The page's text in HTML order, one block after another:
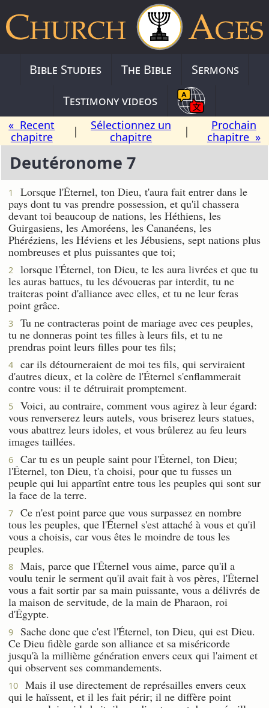
Bible Studies The Bible
Sermons
Testimony videos
« Recent
chapitre
|
Sélectionnez un
chapitre
|
Prochain
chapitre »
Deutéronome 7
1
Lorsque l'Éternel, ton Dieu, t'aura fait entrer dans le
pays dont tu vas prendre possession, et qu'il chassera
devant toi beaucoup de nations, les Héthiens, les
Guirgasiens, les Amoréens, les Cananéens, les
Phéréziens, les Héviens et les Jébusiens, sept nations plus
nombreuses et plus puissantes que toi;
2
lorsque l'Éternel, ton Dieu, te les aura livrées et que tu
les auras battues, tu les dévoueras par interdit, tu ne
traiteras point d'alliance avec elles, et tu ne leur feras
point grâce.
3
Tu ne contracteras point de mariage avec ces peuples,
tu ne donneras point tes filles à leurs fils, et tu ne
prendras point leurs filles pour tes fils;
4
car ils détourneraient de moi tes fils, qui serviraient
d'autres dieux, et la colère de l'Éternel s'enflammerait
contre vous: il te détruirait promptement.
5
Voici, au contraire, comment vous agirez à leur égard:
vous renverserez leurs autels, vous briserez leurs statues,
vous abattrez leurs idoles, et vous brûlerez au feu leurs
images taillées.
6
Car tu es un peuple saint pour l'Éternel, ton Dieu;
l'Éternel, ton Dieu, t'a choisi, pour que tu fusses un
peuple qui lui appartînt entre tous les peuples qui sont sur
la face de la terre.
7
Ce n'est point parce que vous surpassez en nombre
tous les peuples, que l'Éternel s'est attaché à vous et qu'il
vous a choisis, car vous êtes le moindre de tous les
peuples.
8
Mais, parce que l'Éternel vous aime, parce qu'il a
voulu tenir le serment qu'il avait fait à vos pères, l'Éternel
vous a fait sortir par sa main puissante, vous a délivrés de
la maison de servitude, de la main de Pharaon, roi
d'Égypte.
9
Sache donc que c'est l'Éternel, ton Dieu, qui est Dieu.
Ce Dieu fidèle garde son alliance et sa miséricorde
jusqu'à la millième génération envers ceux qui l'aiment et
qui observent ses commandements.
10
Mais il use directement de représailles envers ceux
qui le haïssent, et il les fait périr; il ne diffère point